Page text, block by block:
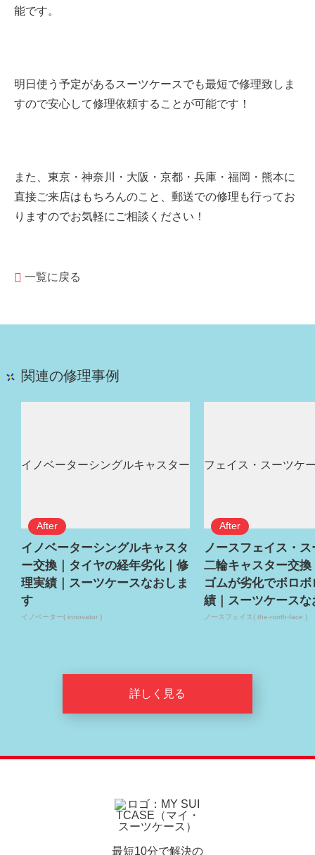
能です。
明日使う予定があるスーツケースでも最短で修理致しま
すので安心して修理依頼することが可能です！
また、東京・神奈川・大阪・京都・兵庫・ 福岡・熊本に
直接ご来店はもちろんのこと、郵送での修理も行ってお
りますのでお気軽にご相談ください！
一覧に戻る
関連の修理事例
イノベーターシングルキャスタ
ー交換｜タイヤの経年劣化｜修
理実績｜スーツケースなおしま
す
イノベーター( innovator )
ノースフェイス・
二輪キャスター交換
ゴムが劣化でボロ
績｜スーツケースな
ノースフェイス( the-north-face )
詳しく見る
最短10分で解決の